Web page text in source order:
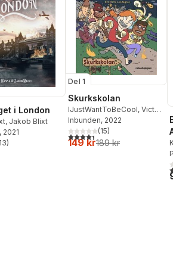
i London
, Jakob Blixt
, 2021
Totalt antal röster:
13)
Del 1
Skurkskolan
IJustWantToBeCool, Victor
Beer,Emil Ejdemo Beer
Joel Adolphson
Inbunden, 2022
4,4utav 5 stjärnor. Totalt antal
(15)
149 kr189 kr